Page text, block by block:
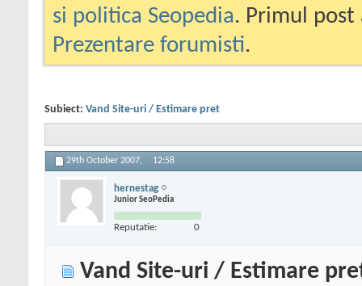
si politica Seopedia. Primul
Prezentare forumisti.
Subiect: Vand Site-uri / Estimare pret
29th October 2007, 12:58
hernestag
Junior SeoPedia
Reputatie: 0
Vand Site-uri / Estimare